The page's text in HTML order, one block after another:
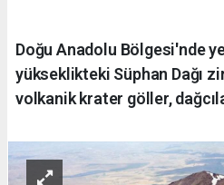
Doğu Anadolu Bölgesi'nde
yükseklikteki Süphan Dağı
volkanik krater göller,